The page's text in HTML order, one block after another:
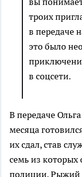
троих
в передаче
это было
в соцсети.
В передаче
месяца
их сдал, став
семь из которых
полиции. Рыжий